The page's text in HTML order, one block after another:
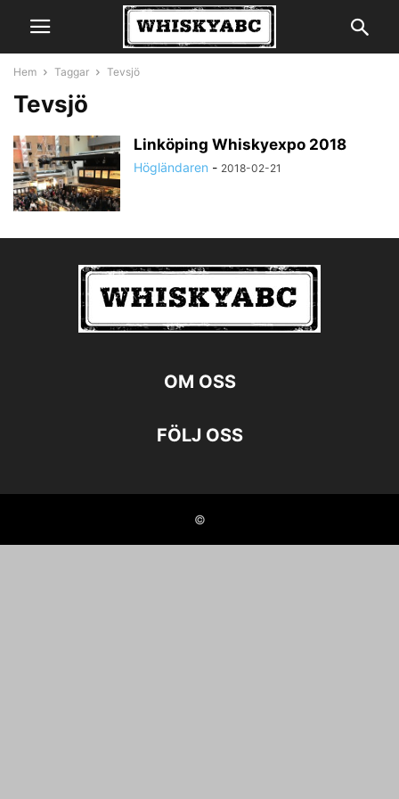
Hem Taggar Tevsjö
Tevsjö
Linköping Whiskyexpo 2018
Högländaren - 2018-02-21
OM OSS
FÖLJ OSS
©